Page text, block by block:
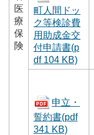
医
療
保
険
町人間ドッ
ク等検診費
用助成金交
付申請書(p
df 104 KB)
申立・
誓約書(pdf
341 KB)